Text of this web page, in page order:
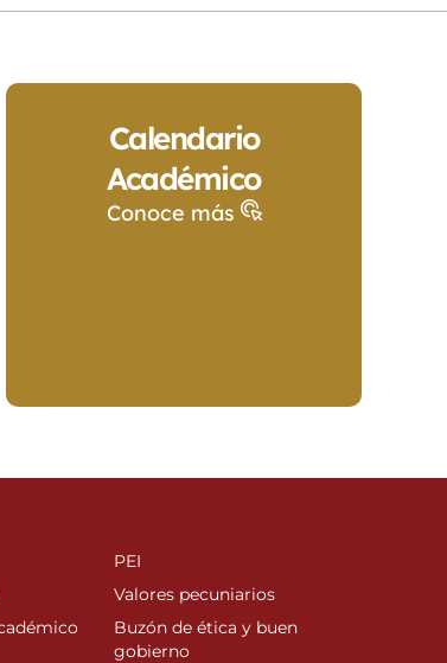
Calendario
Académico
Conoce más
PEI
Valores pecuniarios
Buzón de ética y buen
gobierno